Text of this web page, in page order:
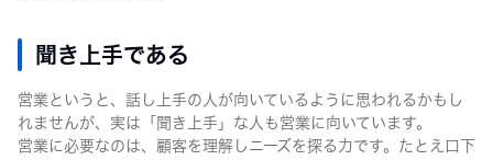
聞き上手である
営業というと、話し上手の人が向いているように思われるかもし
れませんが、実は「聞き上手」な人も営業に向いています。
営業に必要なのは、顧客を理解しニーズを探る力です。たとえ口下